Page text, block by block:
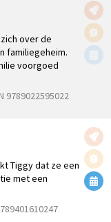
over de
familiegeheim.
voorgoed
9789022595022
Tiggy dat ze een
met een